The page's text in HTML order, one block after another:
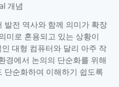
개념
발전 역사와 함께 의미가 확장
미로 혼용되고 있는 상황이
대형 컴퓨터와 달리 아주 작
경에서 논의의 단순화를 위해
단순화하여 이해하기 쉽도록